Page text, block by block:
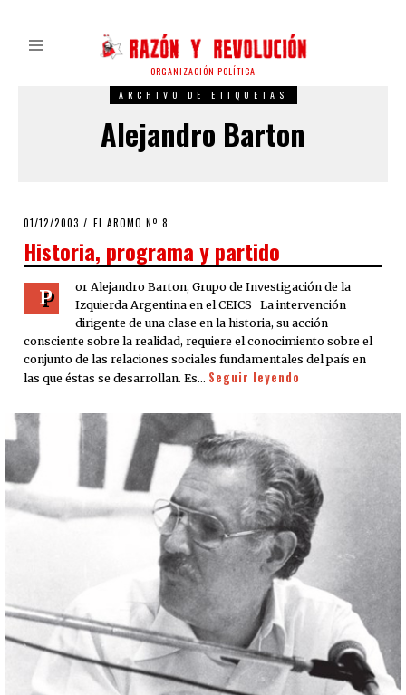
ORGANIZACIÓN POLÍTICA
ARCHIVO DE ETIQUETAS
Alejandro Barton
POSTED
01/12/2003 21/03/2020
EL AROMO Nº 8
Historia, programa y partido
P
or Alejandro Barton, Grupo de Investigación de la
Izquierda Argentina en el CEICS La intervención
dirigente de una clase en la historia, su acción
consciente sobre la realidad, requiere el conocimiento sobre el
conjunto de las relaciones sociales fundamentales del país en
las que éstas se desarrollan. Es… Seguir leyendo